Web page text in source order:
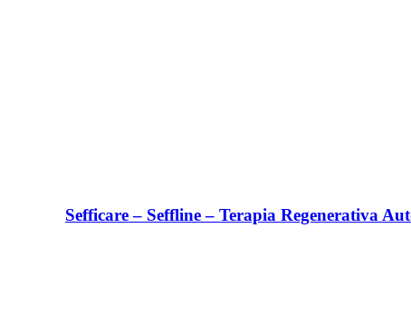
Sefficare – Seffline – Terapia Regenerativa